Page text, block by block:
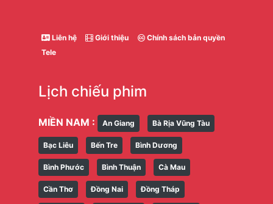
Liên hệ Giới thiệu
Chính sách bản quyền
Tele
Lịch chiếu phim
MIỀN NAM : An Giang Bà Rịa Vũng Tàu
Bạc Liêu Bến Tre Bình Dương
Bình Phước Bình Thuận Cà Mau
Cần Thơ Đồng Nai Đồng Tháp